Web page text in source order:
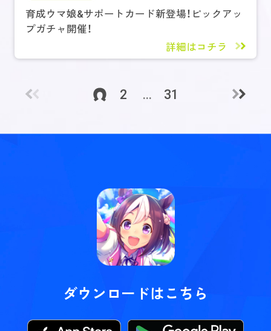
育成ウマ娘&サポートカード新登場！ピックアッ
プガチャ開催！
詳細はコチラ
2 ... 31
ダウンロードはこちら